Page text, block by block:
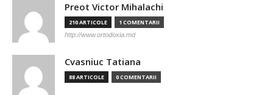
Preot Victor Mihalachi
210 ARTICOLE 1 COMENTARII
http://www.ortodoxia.md
Cvasniuc Tatiana
88 ARTICOLE 0 COMENTARII